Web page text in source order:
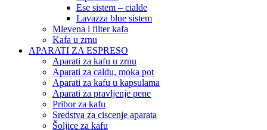
Ese sistem – cialde
Lavazza blue sistem
Mlevena i filter kafa
Kafa u zrnu
APARATI ZA ESPRESO
Aparati za kafu u zrnu
Aparati za caldu, moka pot
Aparati za kafu u kapsulama
Aparati za pravljenje pene
Pribor za kafu
Sredstva za ciscenje aparata
Šoljice za kafu